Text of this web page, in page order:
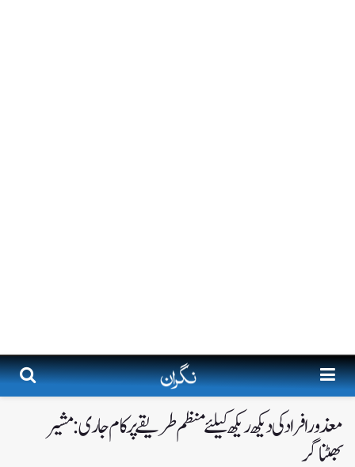
معذور افراد کی دیکھ ریکھ کیلئے منظم طریقے پر کام جاری: مشیر
بھٹناگر